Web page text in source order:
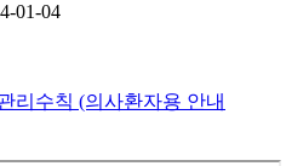
01-04
리수칙 (의사환자용 안내